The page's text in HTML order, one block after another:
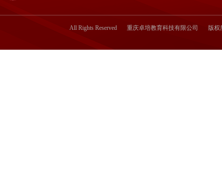
All Rights Reserved 重庆卓培教育科技有限公司 版权